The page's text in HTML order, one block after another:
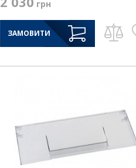
грн
ЗАМОВИТИ